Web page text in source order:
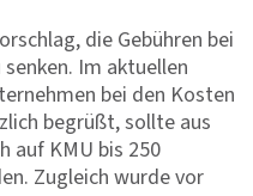
die Gebühren bei
Im aktuellen
bei den Kosten
begrüßt, sollte aus
auf KMU bis 250
Zugleich wurde vor